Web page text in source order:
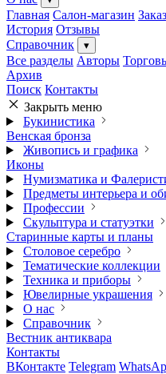
Главная Салон-магазин
История Отзывы
Справочник
▾
Все разделы Авторы
Архив
Поиск Контакты
Закрыть меню
Букинистика
Венская бронза
Живопись и графика
Иконы
Нумизматика и
Предметы интерьера и
Профессии
Скульптура и статуэтки
Старинные карты и планы
Столовое серебро
Тематические коллекции
Техника и приборы
Ювелирные украшения
О нас
Справочник
Вестник антиквара
Контакты
ВКонтакте Telegram